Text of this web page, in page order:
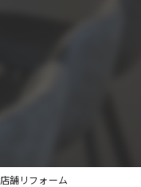
店舗リフォーム